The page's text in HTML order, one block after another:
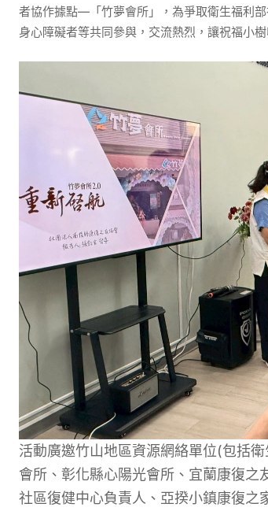
者協作據點—「竹夢會所」，為爭取衛生福利
身心障礙者等共同參與，交流熱烈，讓祝福小
活動廣邀竹山地區資源網絡單位(包括
會所、彰化縣心陽光會所、宜蘭康復之
社區復健中心負責人、亞揆小鎮康復之